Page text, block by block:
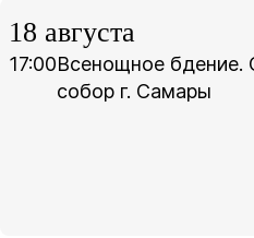
18 августа
17:00Всенощное бдение.
собор г. Самары